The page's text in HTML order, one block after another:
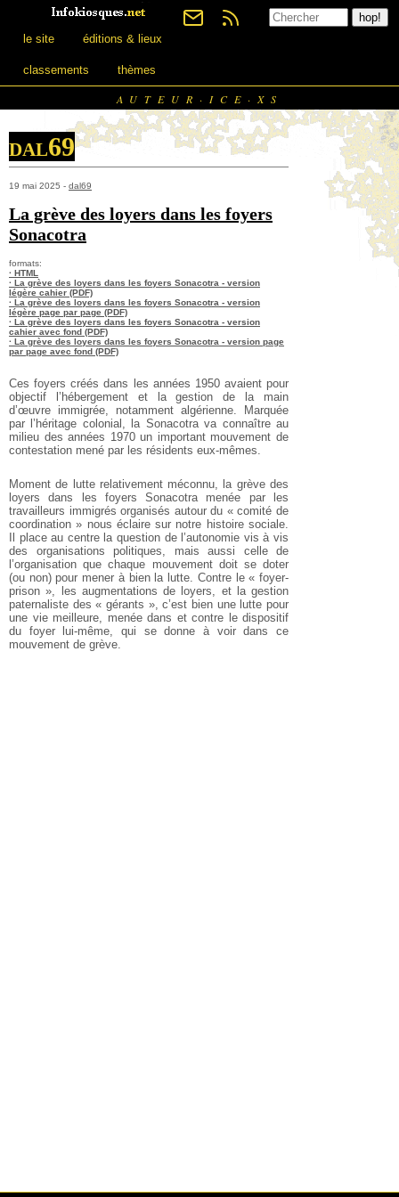
le site éditions & lieux
classements thèmes
AUTEUR·ICE·XS
dal69
19 mai 2025 - dal69
La grève des loyers dans les foyers
Sonacotra
formats:
· HTML
· La grève des loyers dans les foyers Sonacotra - version
légère cahier (PDF)
· La grève des loyers dans les foyers Sonacotra - version
légère page par page (PDF)
· La grève des loyers dans les foyers Sonacotra - version
cahier avec fond (PDF)
· La grève des loyers dans les foyers Sonacotra - version page
par page avec fond (PDF)
Ces foyers créés dans les années 1950 avaient pour
objectif l’hébergement et la gestion de la main
d’œuvre immigrée, notamment algérienne. Marquée
par l’héritage colonial, la Sonacotra va connaître au
milieu des années 1970 un important mouvement de
contestation mené par les résidents eux-mêmes.
Moment de lutte relativement méconnu, la grève des
loyers dans les foyers Sonacotra menée par les
travailleurs immigrés organisés autour du « comité de
coordination » nous éclaire sur notre histoire sociale.
Il place au centre la question de l’autonomie vis à vis
des organisations politiques, mais aussi celle de
l’organisation que chaque mouvement doit se doter
(ou non) pour mener à bien la lutte. Contre le « foyer-
prison », les augmentations de loyers, et la gestion
paternaliste des « gérants », c’est bien une lutte pour
une vie meilleure, menée dans et contre le dispositif
du foyer lui-même, qui se donne à voir dans ce
mouvement de grève.